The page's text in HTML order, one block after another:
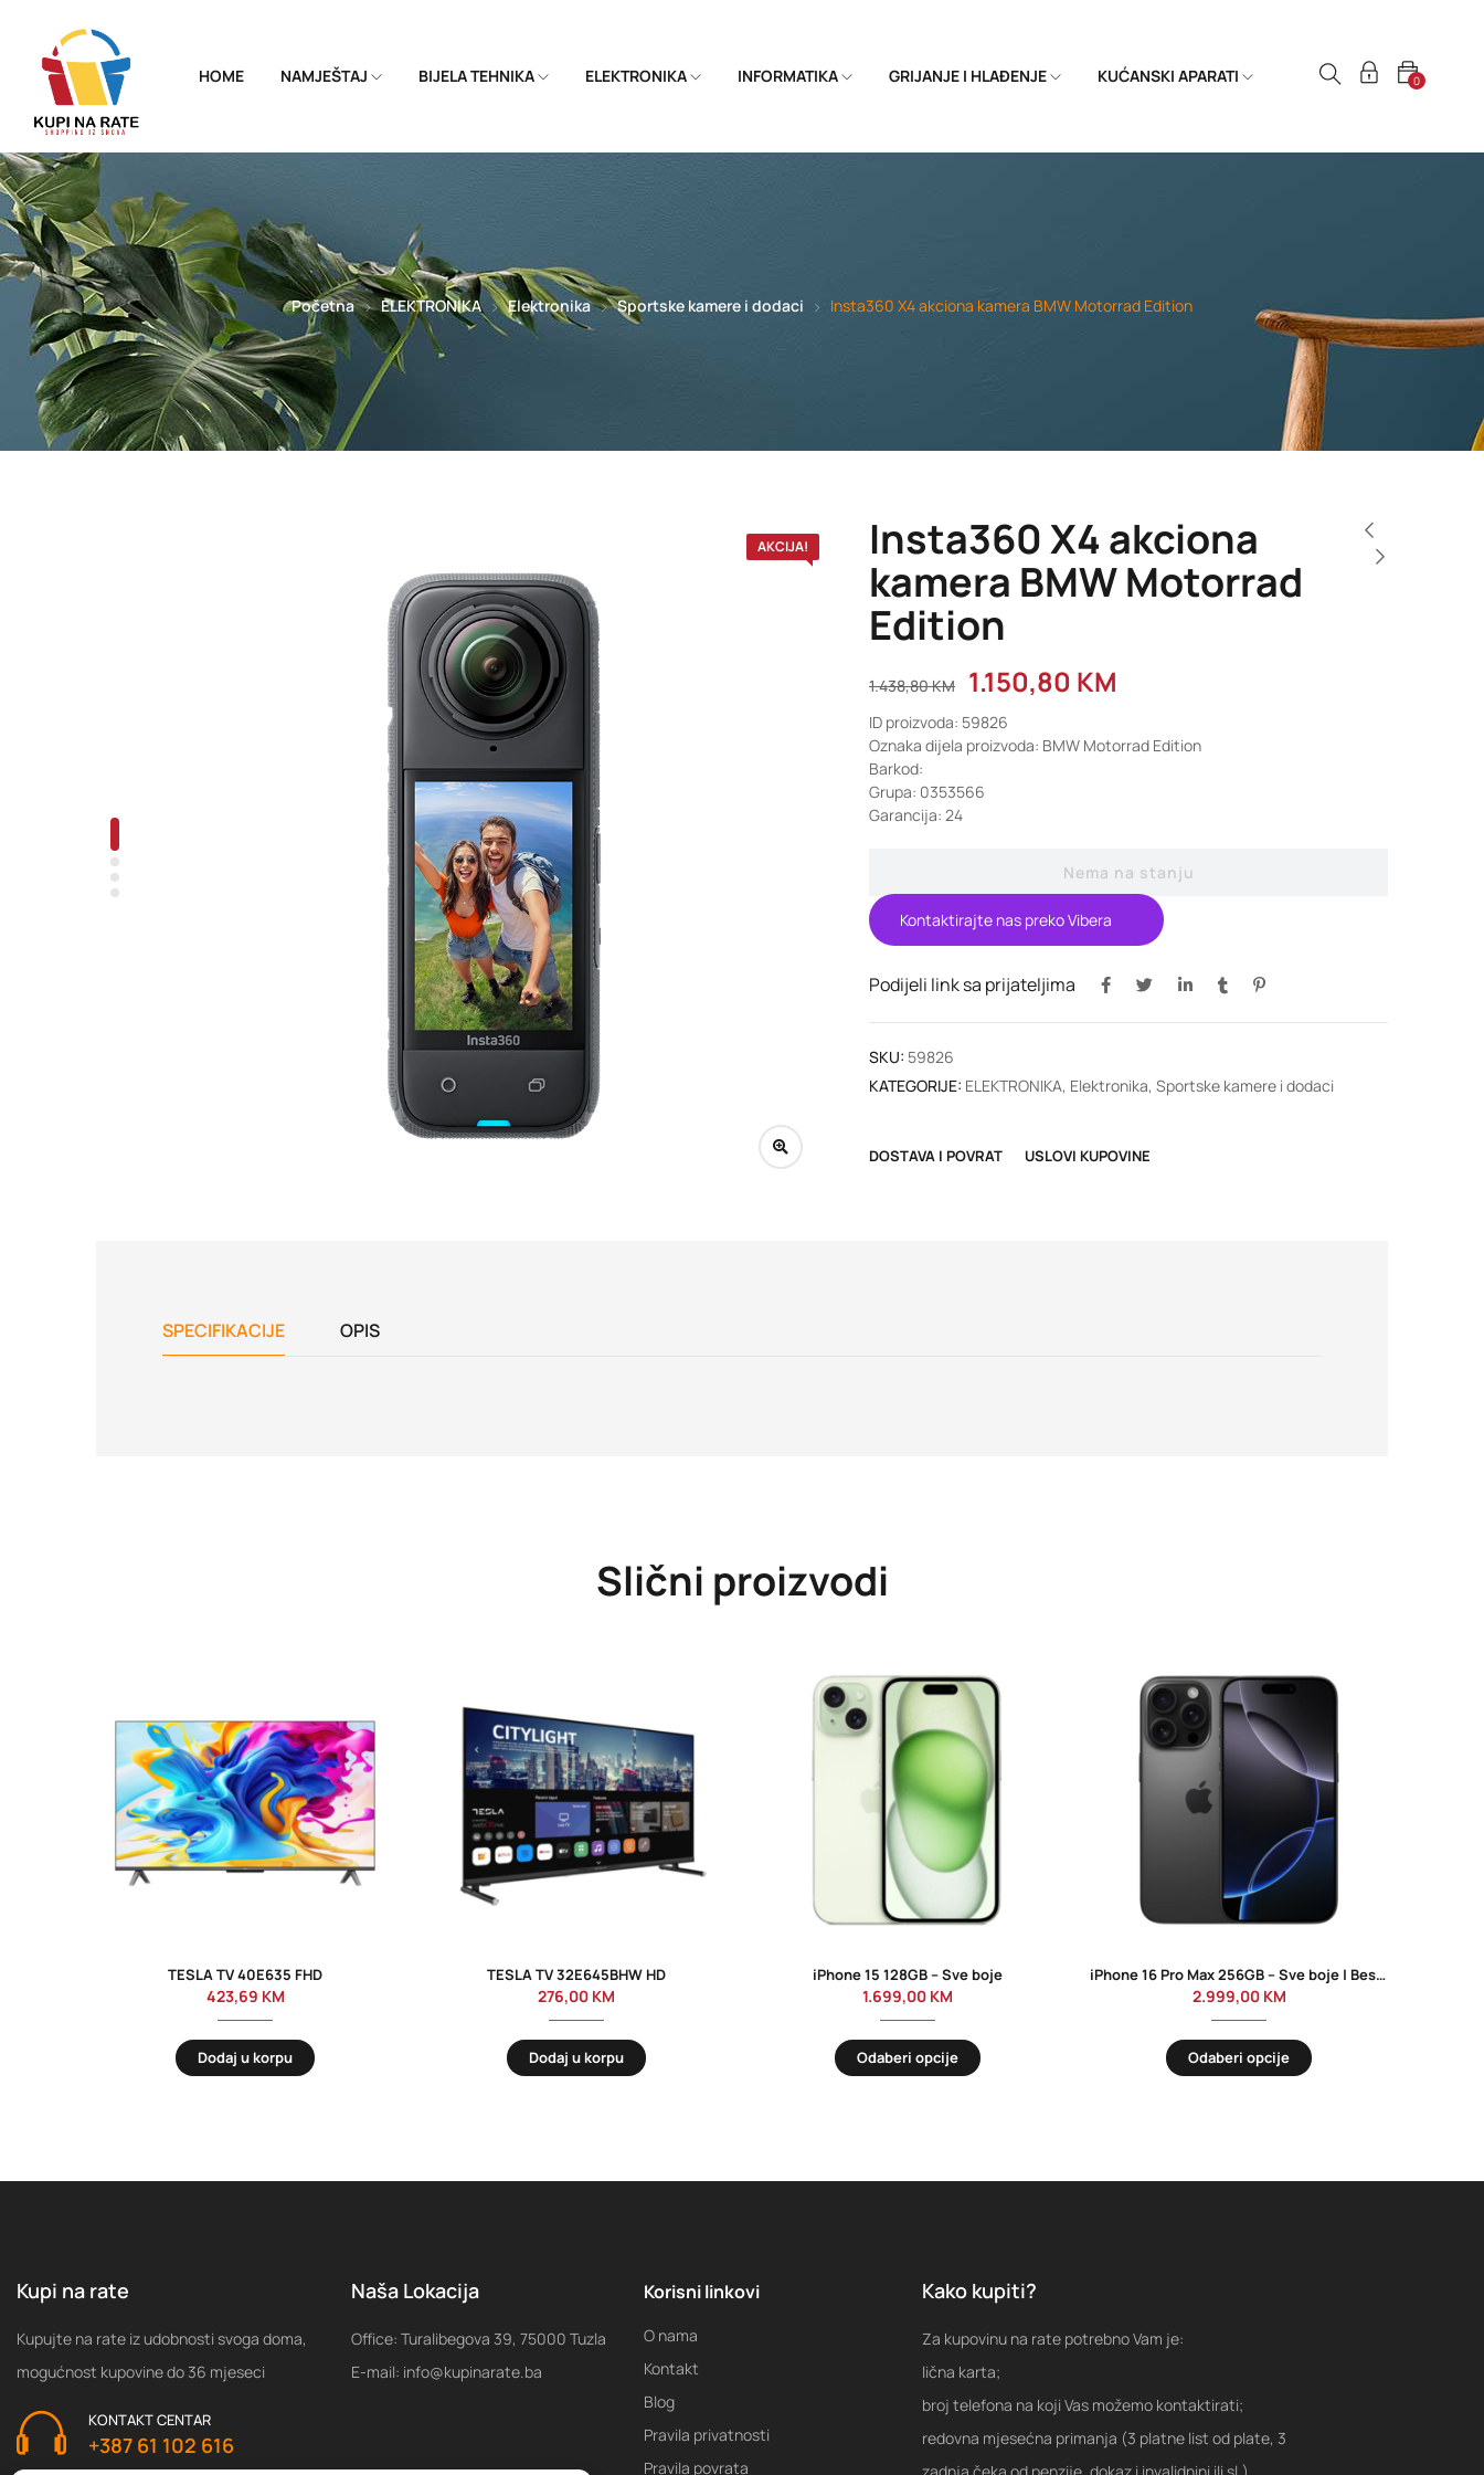
HOME NAMJEŠTAJ BIJELA TEHNIKA ELEKTRONIKA INFORMATIKA GRIJANJE I HLAĐENJE KUĆANSKI APARATI 0
Početna ELEKTRONIKA Elektronika Sportske kamere i dodaci Insta360 X4 akciona kamera BMW Motorrad Edition
AKCIJA! Insta360 X4 akciona
kamera BMW Motorrad
Edition
1.438,80KM 1.150,80 KM
ID proizvoda: 59826
Oznaka dijela proizvoda: BMW Motorrad Edition
Barkod:
Grupa: 0353566
Garancija: 24
Nema na stanju
Kontaktirajte nas preko Vibera
Podijeli link sa prijateljima
SKU: 59826
KATEGORIJE: ELEKTRONIKA, Elektronika, Sportske kamere i dodaci
DOSTAVA I POVRAT USLOVI KUPOVINE
SPECIFIKACIJE OPIS
Slični proizvodi
TESLA TV 40E635 FHD
423,69 KM
Dodaj u korpu
TESLA TV 32E645BHW HD
276,00 KM
Dodaj u korpu
iPhone 15 128GB – Sve boje
1.699,00 KM
Odaberi opcije
iPhone 16 Pro Max 256GB – Sve boje | Besplatna dostava
2.999,00 KM
Odaberi opcije
Kupi na rate
Kupujte na rate iz udobnosti svoga doma,
mogućnost kupovine do 36 mjeseci
KONTAKT CENTAR
+387 61 102 616
Naša Lokacija
Office: Turalibegova 39, 75000 Tuzla
E-mail: info@kupinarate.ba
Korisni linkovi
O nama
Kontakt
Blog
Pravila privatnosti
Pravila povrata
Kako kupiti?
Za kupovinu na rate potrebno Vam je:
lična karta;
broj telefona na koji Vas možemo kontaktirati;
redovna mjesećna primanja (3 platne list od plate, 3